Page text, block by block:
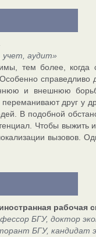
аудит»
тем более,
Особенно
и внешнюю
друг у
В подобной
Чтобы
вызовов.
рабочая
БГУ, доктор
БГУ, кандидат